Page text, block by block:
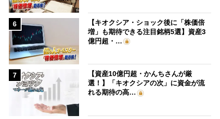
6
【キオクシア・ショック後に「株価倍
増」も期待できる注目銘柄5選】資産3
億円超・…
7
【資産10億円超・かんちさんが厳
選！】「キオクシアの次」に資金が流
れる期待の高…